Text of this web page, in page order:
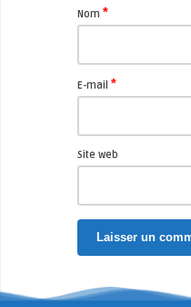
Nom *
E-mail *
Site web